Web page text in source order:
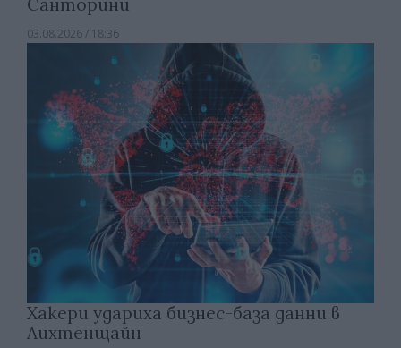
03.08.2026 / 18:36
Хакери удариха бизнес-база данни в
Лихтенщайн